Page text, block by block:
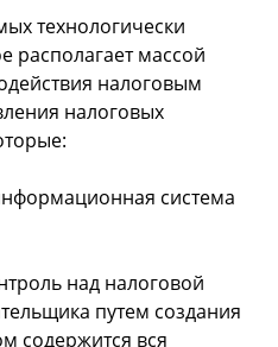
технологически
располагает массой
налоговым
налоговых
система
над налоговой
путем создания
содержится вся